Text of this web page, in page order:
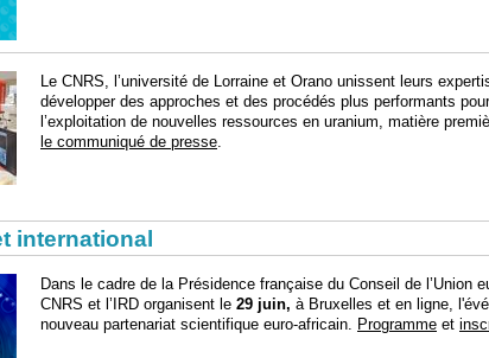
Le CNRS, l’université de Lorraine et Orano unissent leurs
développer des approches et des procédés plus performants
l’exploitation de nouvelles ressources en uranium, matière
le communiqué de presse.
international
Dans le cadre de la Présidence française du Conseil de l’Union
CNRS et l’IRD organisent le 29 juin, à Bruxelles et en ligne,
nouveau partenariat scientifique euro‐africain. Programme et